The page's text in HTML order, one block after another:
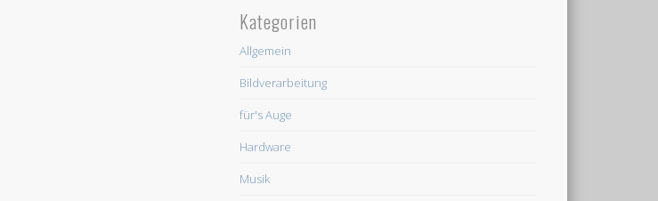
Kategorien
Allgemein
Bildverarbeitung
für's Auge
Hardware
Musik